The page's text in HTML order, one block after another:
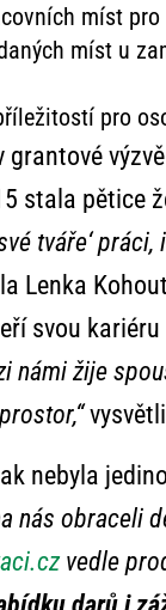
míst
míst u
pro
stala pětice
tváře‘
Lenka
svou
námi žije
nebyla
nás obraceli
vedle
darů i